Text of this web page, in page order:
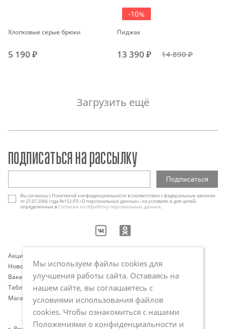
Хлопковые серые брюки
5 190 ₽
-10%
Пиджак
13 390 ₽ 14 890 ₽
Загрузить ещё
Акции
Новости
Вакансии
Таблица размеров
Магазины
Оплата и доставка
Программа лояльности
Публичная оферта
Политика обработки
персональных данных
подписаться на рассылку
Вы согласны с Политикой конфиденциальности в соответствии с федеральным законом
от 27.07.2006 года №152-РЗ «О персональных данных», на условиях и для целей,
определенных вСогласии на обработку персональных данных.
Мы используем файлы cookies для
улучшения работы сайта. Оставаясь на
нашем сайте, вы соглашаетесь с
условиями использования файлов
cookies. Чтобы ознакомиться с нашими
Положениями о конфиденциальности и